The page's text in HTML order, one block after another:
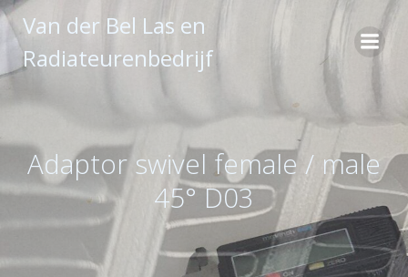
Ga
naar
inhoud
Van der Bel Las en
Radiateurenbedrijf
Adaptor swivel female / male
45° D03